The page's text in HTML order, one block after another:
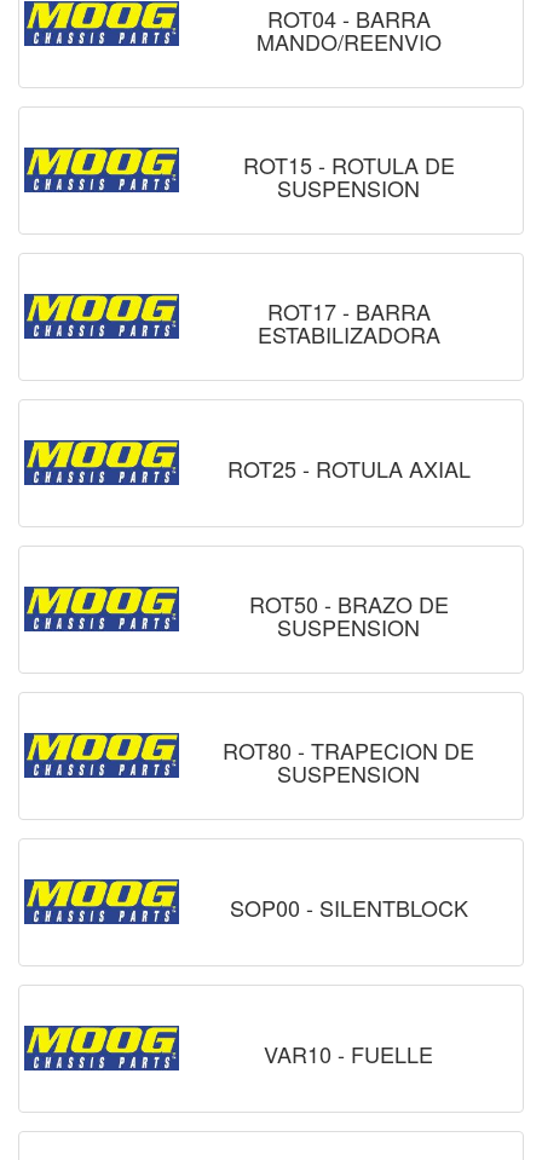
ROT04 - BARRA
MANDO/REENVIO
ROT15 - ROTULA DE
SUSPENSION
ROT17 - BARRA
ESTABILIZADORA
ROT25 - ROTULA AXIAL
ROT50 - BRAZO DE
SUSPENSION
ROT80 - TRAPECION DE
SUSPENSION
SOP00 - SILENTBLOCK
VAR10 - FUELLE